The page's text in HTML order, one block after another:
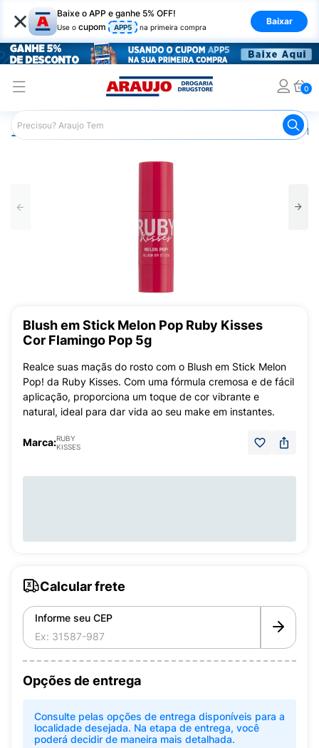
× Baixe o APP e ganhe 5% OFF!
Use o cupom APP5 na primeira compra
Baixar
0
Araujo Maquiagem Blush em Stick
Blush em Stick Melon Pop Ruby Kisses
Cor Flamingo Pop 5g
Realce suas maçãs do rosto com o Blush em Stick Melon
Pop! da Ruby Kisses. Com uma fórmula cremosa e de fácil
aplicação, proporciona um toque de cor vibrante e
natural, ideal para dar vida ao seu make em instantes.
Marca:RUBY
KISSES
Calcular frete
Informe seu CEP
Opções de entrega
Consulte pelas opções de entrega disponíveis para a
localidade desejada. Na etapa de entrega, você
poderá decidir de maneira mais detalhada.